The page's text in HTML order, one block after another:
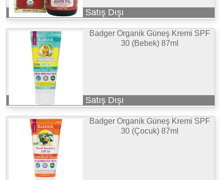
Satış Dışı
Badger Organik Güneş Kremi SPF
30 (Bebek) 87ml
Satış Dışı
Badger Organik Güneş Kremi SPF
30 (Çocuk) 87ml